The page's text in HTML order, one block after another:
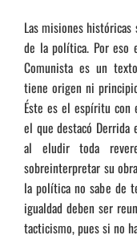
Las misiones
de la política. Por eso
Comunista es un
tiene origen ni
Éste es el espíritu con
el que destacó Derrida
al eludir toda
sobreinterpretar su
la política no sabe de
igualdad deben ser
tacticismo, pues si no